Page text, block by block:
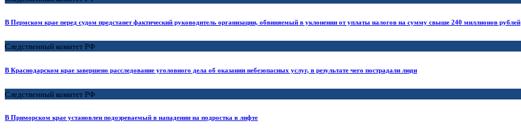
В Пермском крае перед судом предстанет фактический руководитель организации, обвиняемый в уклонении от уплаты налогов на сумму свыше 240 миллионов рублей
Следственный комитет РФ
В Краснодарском крае завершено расследование уголовного дела об оказании небезопасных услуг, в результате чего пострадали люди
Следственный комитет РФ
В Приморском крае установлен подозреваемый в нападении на подростка в лифте